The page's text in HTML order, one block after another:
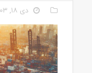
دی ۱۸, ۱۴۰۳ ۱۰:۰۱